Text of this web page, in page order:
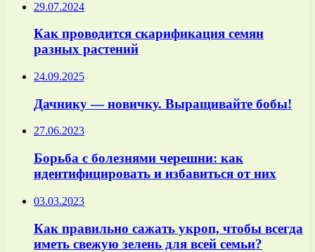
29.07.2024
Как проводится скарификация семян
разных растений
24.09.2025
Дачнику — новичку. Выращивайте бобы!
27.06.2023
Борьба с болезнями черешни: как
идентифицировать и избавиться от них
03.03.2023
Как правильно сажать укроп, чтобы всегда
иметь свежую зелень для всей семьи?